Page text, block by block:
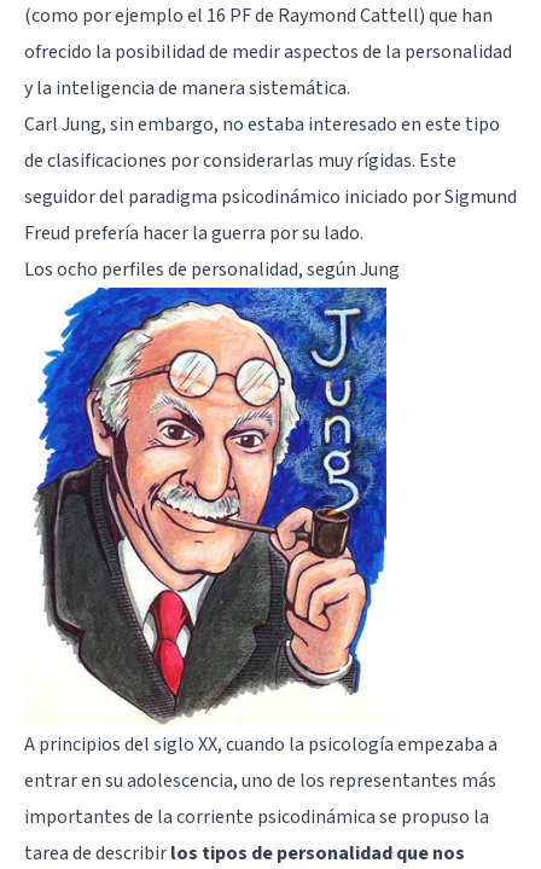
(como por ejemplo el 16 PF de Raymond Cattell) que han
ofrecido la posibilidad de medir aspectos de la personalidad
y la inteligencia de manera sistemática.
Carl Jung, sin embargo, no estaba interesado en este tipo
de clasificaciones por considerarlas muy rígidas. Este
seguidor del paradigma psicodinámico iniciado porSigmund
Freud prefería hacer la guerra por su lado.
Los ocho perfiles de personalidad, según Jung
A principios del siglo XX, cuando la psicología empezaba a
entrar en su adolescencia, uno de los representantes más
importantes de lacorriente psicodinámicase propuso la
tarea de describirlos tipos de personalidad que nos